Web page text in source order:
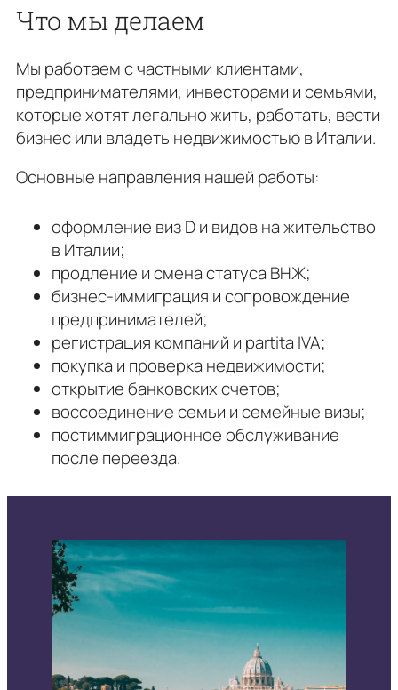
Что мы делаем
Мы работаем с частными клиентами,
предпринимателями, инвесторами и семьями,
которые хотят легально жить, работать, вести
бизнес или владеть недвижимостью в Италии.
Основные направления нашей работы:
оформление виз D и видов на жительство
в Италии;
продление и смена статуса ВНЖ;
бизнес-иммиграция и сопровождение
предпринимателей;
регистрация компаний и partita IVA;
покупка и проверка недвижимости;
открытие банковских счетов;
воссоединение семьи и семейные визы;
постиммиграционное обслуживание
после переезда.